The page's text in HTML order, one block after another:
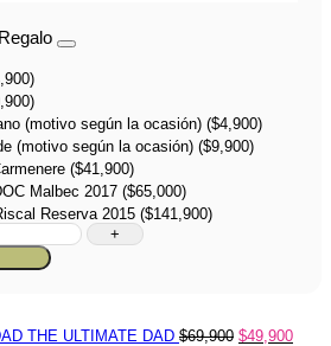
)
)
(motivo según la ocasión) ($4,900)
(motivo según la ocasión) ($9,900)
($41,900)
Malbec 2017 ($65,000)
Reserva 2015 ($141,900)
THE ULTIMATE DAD $69,900 $49,900